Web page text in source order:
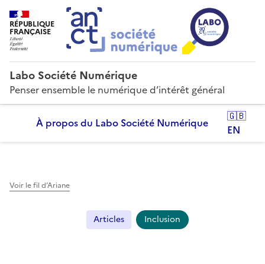
RÉPUBLIQUE
FRANÇAISE
Labo Société Numérique
Penser ensemble le numérique d’intérêt général
À propos du Labo Société Numérique
🇬🇧
EN
Voir le fil d’Ariane
Articles Inclusion